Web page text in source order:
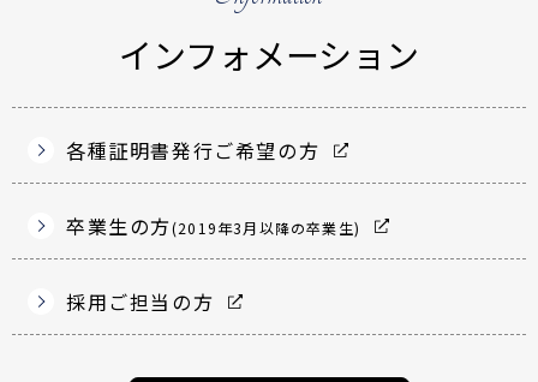
インフォメーション
各種証明書発行ご希望の方
卒業生の方(2019年3月以降の卒業生)
採用ご担当の方